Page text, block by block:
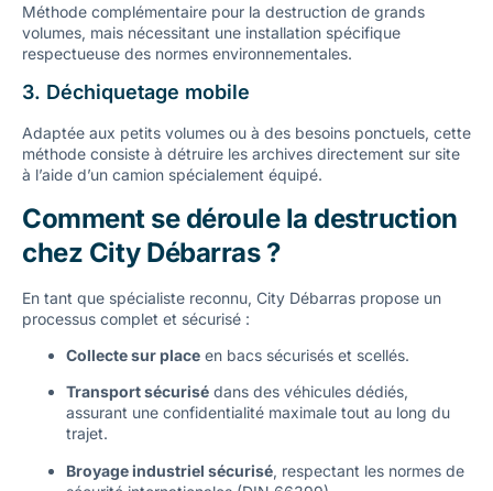
Méthode complémentaire pour la destruction de grands
volumes, mais nécessitant une installation spécifique
respectueuse des normes environnementales.
3. Déchiquetage mobile
Adaptée aux petits volumes ou à des besoins ponctuels, cette
méthode consiste à détruire les archives directement sur site
à l’aide d’un camion spécialement équipé.
Comment se déroule la destruction
chez City Débarras ?
En tant que spécialiste reconnu, City Débarras propose un
processus complet et sécurisé :
Collecte sur place en bacs sécurisés et scellés.
Transport sécurisé dans des véhicules dédiés,
assurant une confidentialité maximale tout au long du
trajet.
Broyage industriel sécurisé, respectant les normes de